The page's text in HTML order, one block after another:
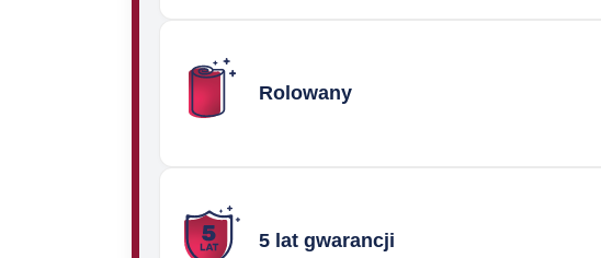
Rolowany
5 lat gwarancji